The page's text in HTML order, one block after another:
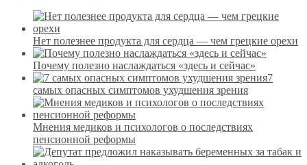
Нет полезнее продукта для сердца — чем грецкие орехи
Почему полезно наслаждаться «здесь и сейчас»
7
самых опасных симптомов ухудшения зрения
Мнения медиков и психологов о последствиях
пенсионной реформы